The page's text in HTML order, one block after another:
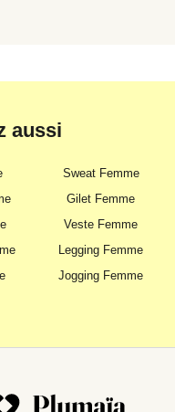
aussi
Sweat Femme
Gilet Femme
Veste Femme
Legging Femme
Jogging Femme